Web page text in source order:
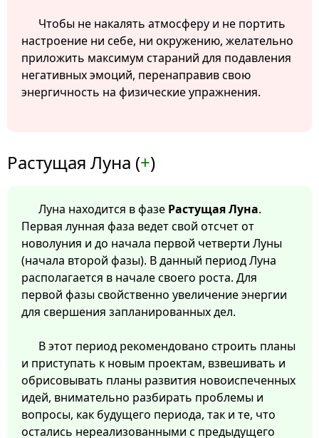
Чтобы не накалять атмосферу и не портить
настроение ни себе, ни окружению, желательно
приложить максимум стараний для подавления
негативных эмоций, перенаправив свою
энергичность на физические упражнения.
Растущая Луна (+)
Луна находится в фазе Растущая Луна.
Первая лунная фаза ведет свой отсчет от
новолуния и до начала первой четверти Луны
(начала второй фазы). В данный период Луна
располагается в начале своего роста. Для
первой фазы свойственно увеличение энергии
для свершения запланированных дел.
В этот период рекомендовано строить планы
и приступать к новым проектам, взвешивать и
обрисовывать планы развития новоиспеченных
идей, внимательно разбирать проблемы и
вопросы, как будущего периода, так и те, что
остались нереализованными с предыдущего